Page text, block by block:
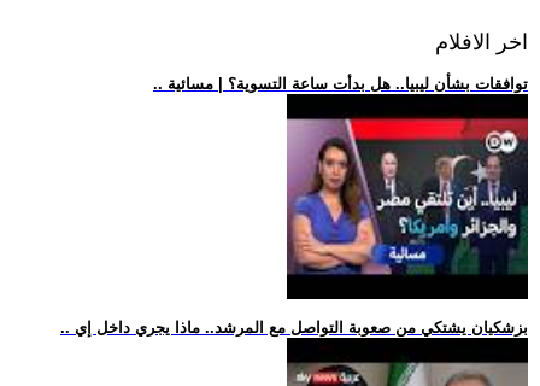
اخر الافلام
.. توافقات بشأن ليبيا.. هل بدأت ساعة التسوية؟ | مسائية
.. بزشكيان يشتكي من صعوبة التواصل مع المرشد.. ماذا يجري داخل إي